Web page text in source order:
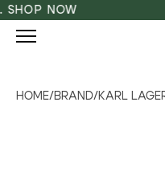
NOW
HOME/ BRAND/ KARL